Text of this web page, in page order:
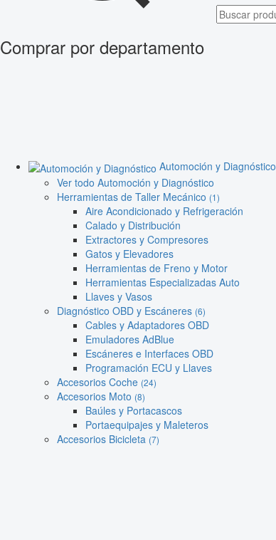
Comprar por departamento
Automoción y Diagnóstico
Ver todo Automoción y Diagnóstico
Herramientas de Taller Mecánico (1)
Aire Acondicionado y Refrigeración
Calado y Distribución
Extractores y Compresores
Gatos y Elevadores
Herramientas de Freno y Motor
Herramientas Especializadas Auto
Llaves y Vasos
Diagnóstico OBD y Escáneres (6)
Cables y Adaptadores OBD
Emuladores AdBlue
Escáneres e Interfaces OBD
Programación ECU y Llaves
Accesorios Coche (24)
Accesorios Moto (8)
Baúles y Portacascos
Portaequipajes y Maleteros
Accesorios Bicicleta (7)